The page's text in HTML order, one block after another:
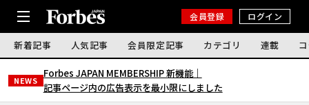
会員登録 ログイン
新着記事 人気記事 会員限定記事 カテゴリ 連載
NEWS
Forbes JAPAN MEMBERSHIP 新機能｜
記事ページ内の広告表示を最小限にしました